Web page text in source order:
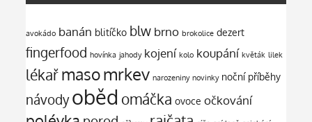
avokádo banán blitíčko blw brno brokolice dezert
fingerfood hovínka jahody kojení kolo koupání květák lilek
lékařmasomrkev narozeniny novinky noční příběhy
návodyoběd omáčka ovoce očkování